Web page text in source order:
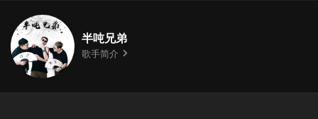
半吨兄弟
歌手简介